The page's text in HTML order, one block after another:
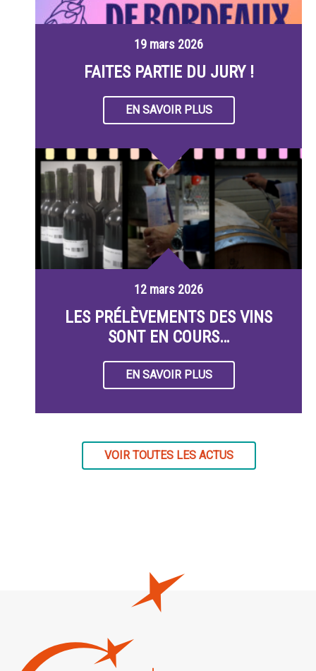
19 mars 2026
FAITES PARTIE DU JURY !
EN SAVOIR PLUS
12 mars 2026
LES PRÉLÈVEMENTS DES VINS
SONT EN COURS…
EN SAVOIR PLUS
VOIR TOUTES LES ACTUS